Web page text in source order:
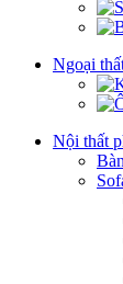
Ngoại
Nội thất